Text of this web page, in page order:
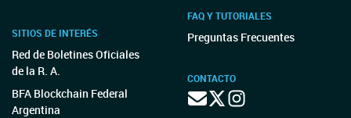
SITIOS DE INTERÉS
Red de Boletines Oficiales
de la R. A.
BFA Blockchain Federal
Argentina
FAQ Y TUTORIALES
Preguntas Frecuentes
CONTACTO